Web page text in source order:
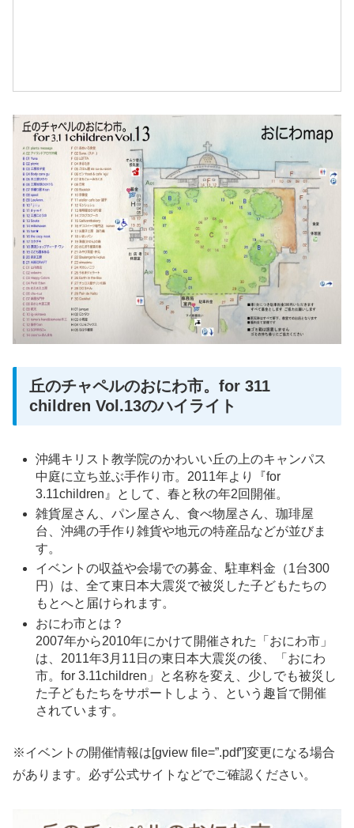
丘のチャペルのおにわ市。for 311
children Vol.13のハイライト
沖縄キリスト教学院のかわいい丘の上のキャンパス
中庭に立ち並ぶ手作り市。2011年より『for
3.11children』として、春と秋の年2回開催。
雑貨屋さん、パン屋さん、食べ物屋さん、珈琲屋
台、沖縄の手作り雑貨や地元の特産品などが並びま
す。
イベントの収益や会場での募金、駐車料金（1台300
円）は、全て東日本大震災で被災した子どもたちの
もとへと届けられます。
おにわ市とは？
2007年から2010年にかけて開催された「おにわ市」
は、2011年3月11日の東日本大震災の後、「おにわ
市。for 3.11children」と名称を変え、少しでも被災し
た子どもたちをサポートしよう、という趣旨で開催
されています。
※イベントの開催情報は[gview file=”.pdf”]変更になる場合
があります。必ず公式サイトなどでご確認ください。